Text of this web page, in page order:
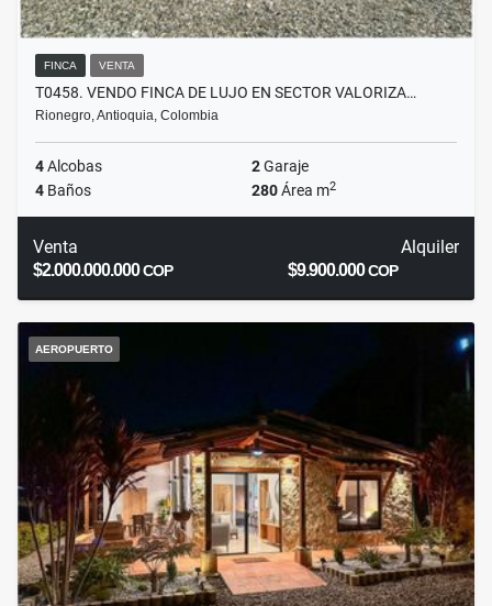
FINCA VENTA
T0458. VENDO FINCA DE LUJO EN SECTOR VALORIZA…
Rionegro, Antioquia, Colombia
4Alcobas 2Garaje
4 Baños 280Área m2
Venta
$2.000.000.000COP
Alquiler
$9.900.000COP
AEROPUERTO